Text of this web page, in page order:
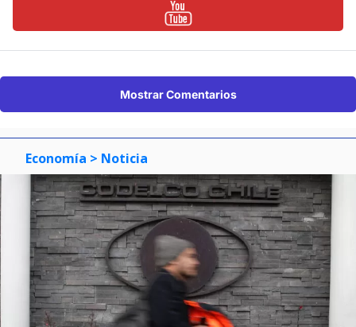
Mostrar Comentarios
Economía > Noticia